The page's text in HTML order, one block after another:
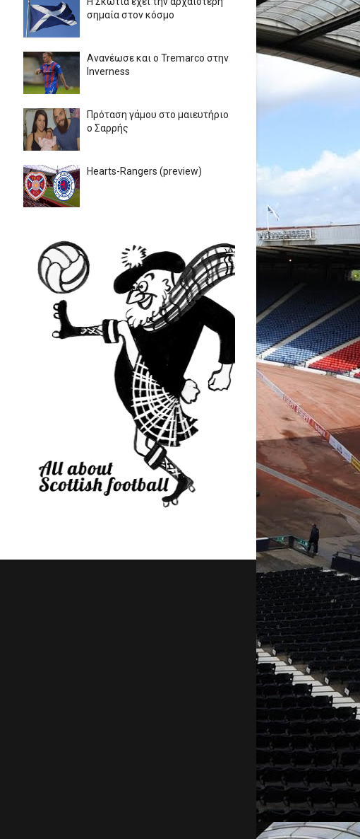
σημαία στον κόσμο
Ανανέωσε και ο Tremarco στην
Inverness
Πρόταση γάμου στο μαιευτήριο
ο Σαρρής
Hearts-Rangers (preview)